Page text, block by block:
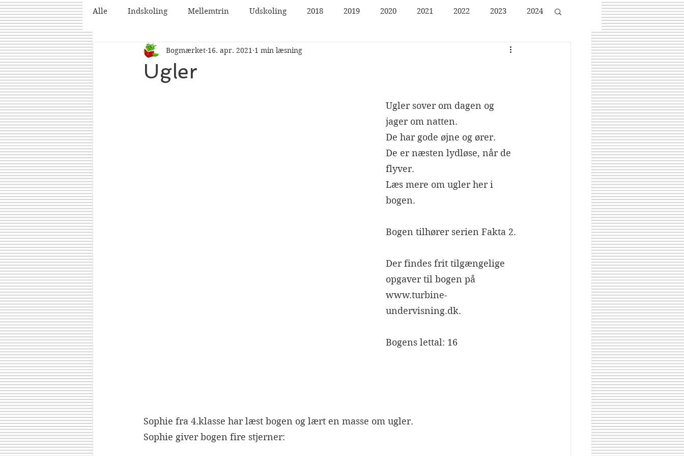
Alle Indskoling Mellemtrin Udskoling 2018 2019 2020 2021 2022 2023 2024
2026
Ugler
Bogmærket 16. apr. 2021 1 min læsning
Ugler sover om dagen og
jager om natten.
De har gode øjne og ører.
De er næsten lydløse, når de
flyver.
Læs mere om ugler her i
bogen.
Bogen tilhører serien Fakta 2.
Der findes frit tilgængelige
opgaver til bogen på
www.turbine-
undervisning.dk.
Bogens lettal: 16
Sophie fra 4.klasse har læst bogen og lært en masse om ugler.
Sophie giver bogen fire stjerner: